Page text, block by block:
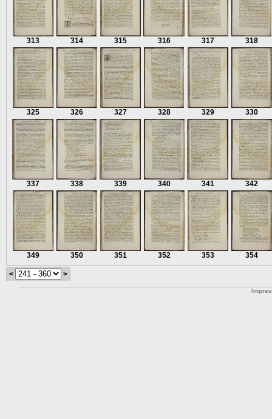
313 314 315 316 317 318
325 326 327 328 329 330
337 338 339 340 341 342
349 350 351 352 353 354
< >